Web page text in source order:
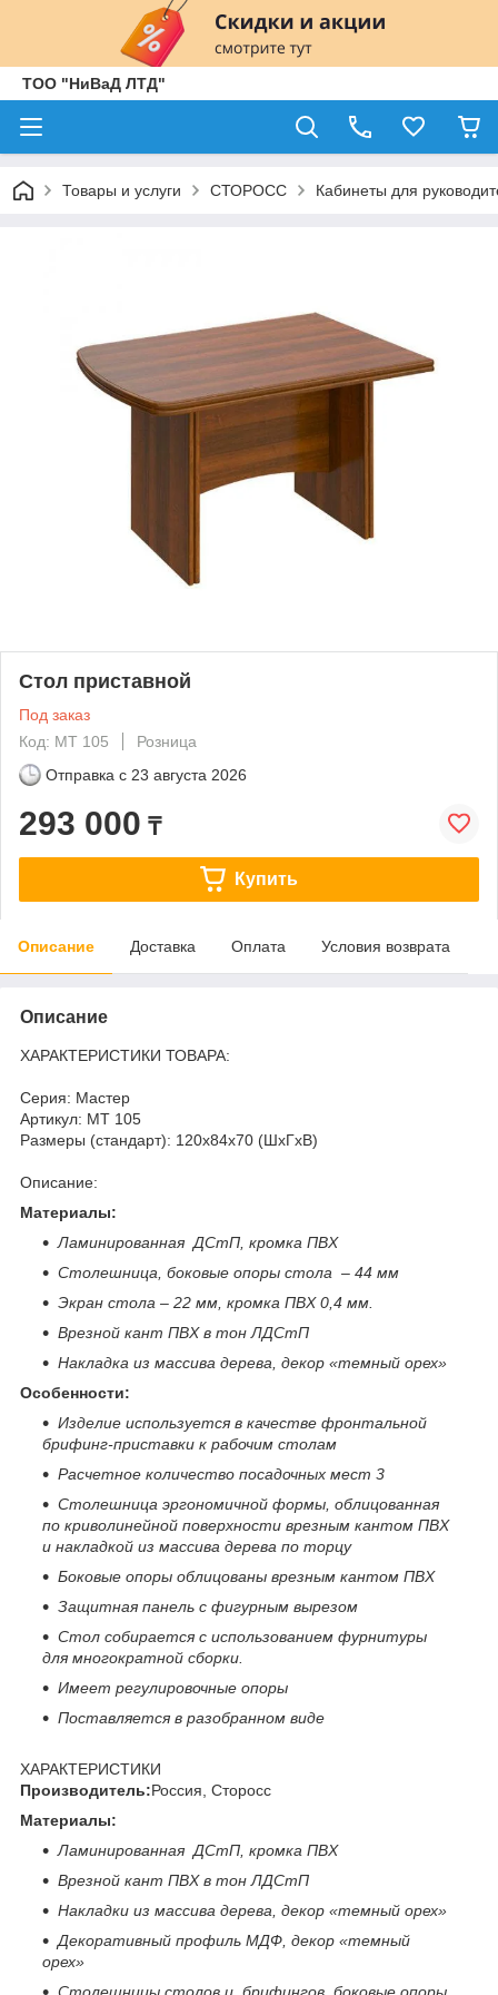
ТОО "НиВаД ЛТД"
Товары и услуги СТОРОСС Кабинеты для
Стол приставной
Под заказ
Код: МТ 105
Розница
Отправка с 23 августа 2026
293 000 ₸
Купить
Описание Доставка Оплата Условия возврата
Описание
ХАРАКТЕРИСТИКИ ТОВАРА:
Серия: Мастер
Артикул: МТ 105
Размеры (стандарт): 120x84x70 (ШхГхВ)
Описание:
Материалы:
Ламинированная ДСтП, кромка ПВХ
Столешница, боковые опоры стола – 44 мм
Экран стола – 22 мм, кромка ПВХ 0,4 мм.
Врезной кант ПВХ в тон ЛДСтП
Накладка из массива дерева, декор «темный орех»
Особенности:
Изделие используется в качестве фронтальной
брифинг-приставки к рабочим столам
Расчетное количество посадочных мест 3
Столешница эргономичной формы, облицованная
по криволинейной поверхности врезным кантом ПВХ
и накладкой из массива дерева по торцу
Боковые опоры облицованы врезным кантом ПВХ
Защитная панель с фигурным вырезом
Стол собирается с использованием фурнитуры
для многократной сборки.
Имеет регулировочные опоры
Поставляется в разобранном виде
ХАРАКТЕРИСТИКИ
Производитель:Россия, Сторосс
Материалы:
Ламинированная ДСтП, кромка ПВХ
Врезной кант ПВХ в тон ЛДСтП
Накладки из массива дерева, декор «темный орех»
Декоративный профиль МДФ, декор «темный
орех»
Столешницы столов и брифингов, боковые опоры